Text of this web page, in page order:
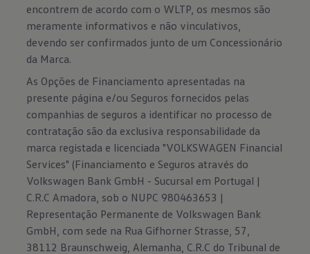
encontrem de acordo com o WLTP, os mesmos são
meramente informativos e não vinculativos,
devendo ser confirmados junto de um Concessionário
da Marca.
As Opções de Financiamento apresentadas na
presente página e/ou Seguros fornecidos pelas
companhias de seguros a identificar no processo de
contratação são da exclusiva responsabilidade da
marca registada e licenciada "VOLKSWAGEN Financial
Services" (Financiamento e Seguros através do
Volkswagen Bank GmbH - Sucursal em Portugal |
C.R.C Amadora, sob o NUPC 980463653 |
Representação Permanente de Volkswagen Bank
GmbH, com sede na Rua Gifhorner Strasse, 57,
38112 Braunschweig, Alemanha, C.R.C do Tribunal de